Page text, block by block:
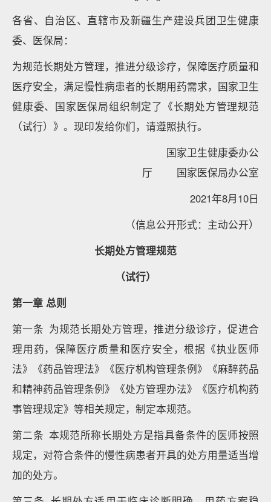
各省、自治区、直辖市及新疆生产建设兵团卫生健康
委、医保局：
为规范长期处方管理，推进分级诊疗，保障医疗质量和
医疗安全，满足慢性病患者的长期用药需求，国家卫生
健康委、国家医保局组织制定了《长期处方管理规范
（试行）》。现印发给你们，请遵照执行。
国家卫生健康委办公
厅 国家医保局办公室
2021年8月10日
（信息公开形式：主动公开）
长期处方管理规范
（试行）
第一章 总则
第一条 为规范长期处方管理，推进分级诊疗，促进合
理用药，保障医疗质量和医疗安全，根据《执业医师
法》《药品管理法》《医疗机构管理条例》《麻醉药品
和精神药品管理条例》《处方管理办法》《医疗机构药
事管理规定》等相关规定，制定本规范。
第二条 本规范所称长期处方是指具备条件的医师按照
规定，对符合条件的慢性病患者开具的处方用量适当增
加的处方。